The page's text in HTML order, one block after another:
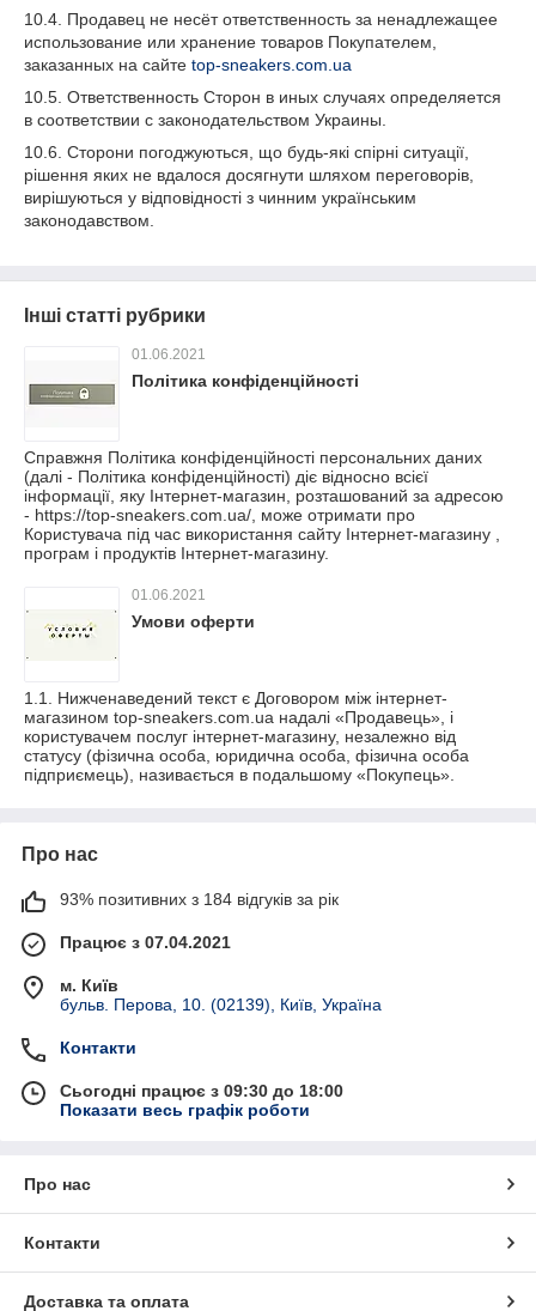
10.4. Продавец не несёт ответственность за ненадлежащее
использование или хранение товаров Покупателем,
заказанных на сайте top-sneakers.com.ua
10.5. Ответственность Сторон в иных случаях определяется
в соответствии с законодательством Украины.
10.6. Сторони погоджуються, що будь-які спірні ситуації,
рішення яких не вдалося досягнути шляхом переговорів,
вирішуються у відповідності з чинним українським
законодавством.
Інші статті рубрики
01.06.2021
Політика конфіденційності
Справжня Політика конфіденційності персональних даних
(далі - Політика конфіденційності) діє відносно всієї
інформації, яку Інтернет-магазин, розташований за адресою
- https://top-sneakers.com.ua/, може отримати про
Користувача під час використання сайту Інтернет-магазину ,
програм і продуктів Інтернет-магазину.
01.06.2021
Умови оферти
1.1. Нижченаведений текст є Договором між інтернет-
магазином top-sneakers.com.ua надалі «Продавець», і
користувачем послуг інтернет-магазину, незалежно від
статусу (фізична особа, юридична особа, фізична особа
підприємець), називається в подальшому «Покупець».
Про нас
93% позитивних з 184 відгуків за рік
Працює з 07.04.2021
м. Київ
бульв. Перова, 10. (02139), Київ, Україна
Контакти
Сьогодні працює з 09:30 до 18:00
Показати весь графік роботи
Про нас
Контакти
Доставка та оплата